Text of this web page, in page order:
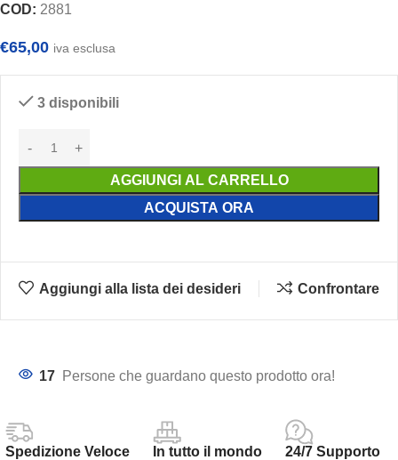
COD: 2881
€65,00 iva esclusa
3 disponibili
AGGIUNGI AL CARRELLO
ACQUISTA ORA
Aggiungi alla lista dei desideri Confrontare
17 Persone che guardano questo prodotto ora!
Spedizione Veloce In tutto il mondo 24/7 Supporto